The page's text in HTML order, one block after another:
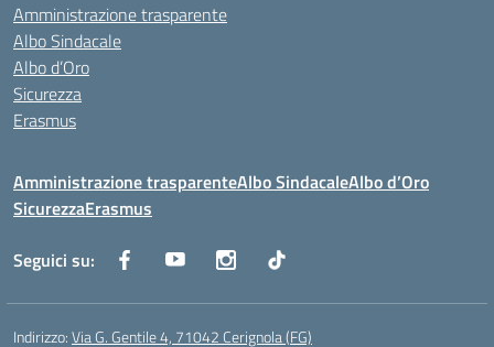
Amministrazione trasparente
Albo Sindacale
Albo d’Oro
Sicurezza
Erasmus
Amministrazione trasparenteAlbo SindacaleAlbo d’Oro
SicurezzaErasmus
Seguici su:
Indirizzo:Via G. Gentile 4, 71042 Cerignola (FG)